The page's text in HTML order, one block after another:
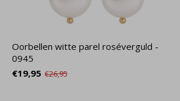
Oorbellen witte parel roséverguld -
0945
€19,95 €26,95